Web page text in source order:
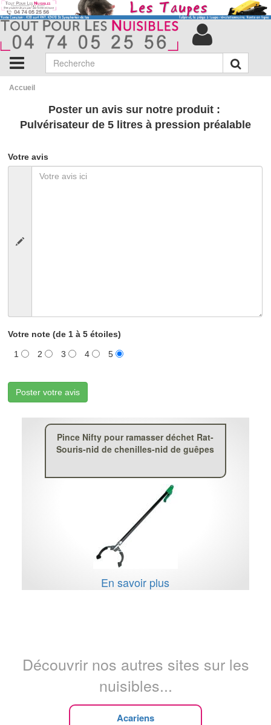
Accueil
Poster un avis sur notre produit :
Pulvérisateur de 5 litres à pression préalable
Votre avis
Votre note (de 1 à 5 étoiles)
1 2 3 4 5
Poster votre avis
Pince Nifty pour ramasser déchet Rat-
Souris-nid de chenilles-nid de guêpes
En savoir plus
Découvrir nos autres sites sur les
nuisibles...
Acariens